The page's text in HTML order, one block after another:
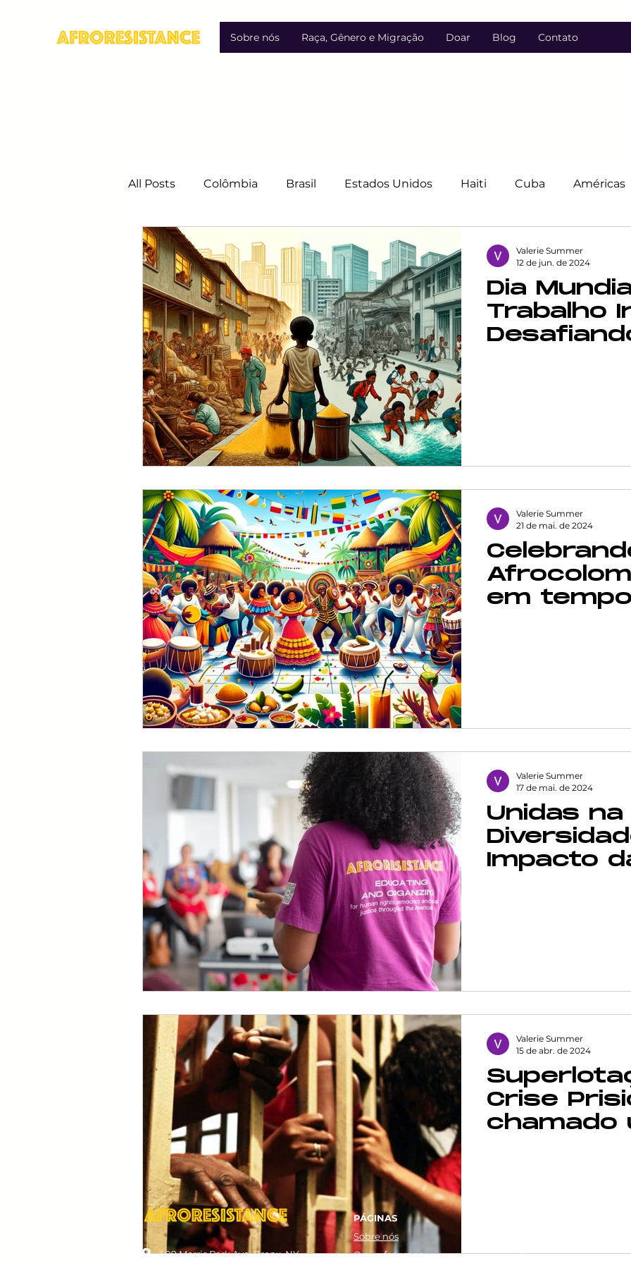
Sobre nós Raça, Gênero e Migração Doar Blog Contato
All Posts Colômbia Brasil Estados Unidos Haiti Cuba Américas
Migração Direitos Humanos Costa Rica
Luta contra a Discriminação Discriminação Luta contra a discriminação
AFRODIVERSIDADE DIVERSIDADE Interseccionalidade
Igualdade de gênero Igualdade racial Direitos trans
Ativismo queer Defesa da saúde mental
Dia
Trabalho
Valerie Summer
12 de jun. de 2024
em
Valerie Summer
21 de mai. de 2024
Unidas na
Impacto
Valerie Summer
17 de mai. de 2024
Crise
chamado
Valerie Summer
15 de abr. de 2024
409 Morris Park Ave, Bronx, NY
PÁGINAS
Sobre nós
O que fazemos